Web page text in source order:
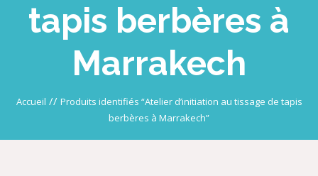
tapis berbères à
Marrakech
Accueil // Produits identifiés “Atelier d’initiation au tissage de tapis
berbères à Marrakech”